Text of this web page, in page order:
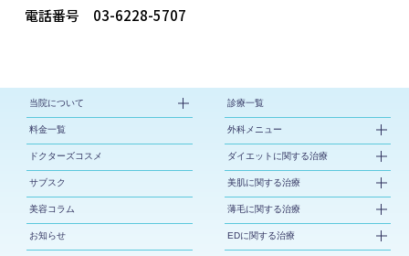
電話番号 03-6228-5707
当院について
料金一覧
ドクターズコスメ
サブスク
美容コラム
お知らせ
診療一覧
外科メニュー
ダイエットに関する治療
美肌に関する治療
薄毛に関する治療
EDに関する治療